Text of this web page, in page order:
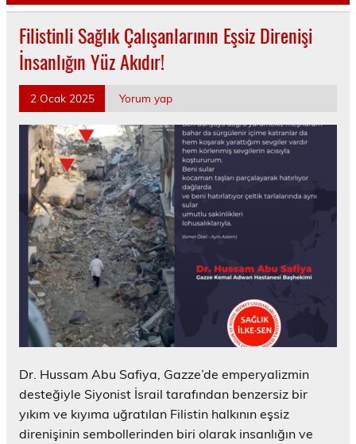
Filistinli Sağlık Çalışanlarının Eşsiz Direnişi
İnsanlığın Yüz Akıdır!
2 Ocak 2025 Yorum yap
Dr. Hussam Abu Safiya, Gazze’de emperyalizmin
desteğiyle Siyonist İsrail tarafından benzersiz bir
yıkım ve kıyıma uğratılan Filistin halkının eşsiz
direnişinin sembollerinden biri olarak insanlığın ve